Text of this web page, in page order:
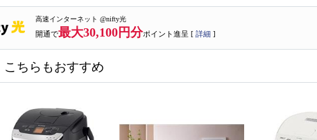
高速インターネット @nifty光
開通で最大30,100円分ポイント進呈 [ 詳細 ]
こちらもおすすめ